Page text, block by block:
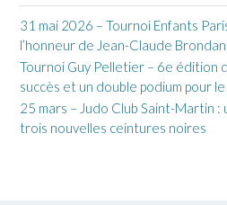
31 mai 2026 – Tournoi Enfants
l’honneur de Jean-Claude
Tournoi Guy Pelletier – 6e édition
succès et un double podium pour
25 mars – Judo Club Saint-Martin
trois nouvelles ceintures noires